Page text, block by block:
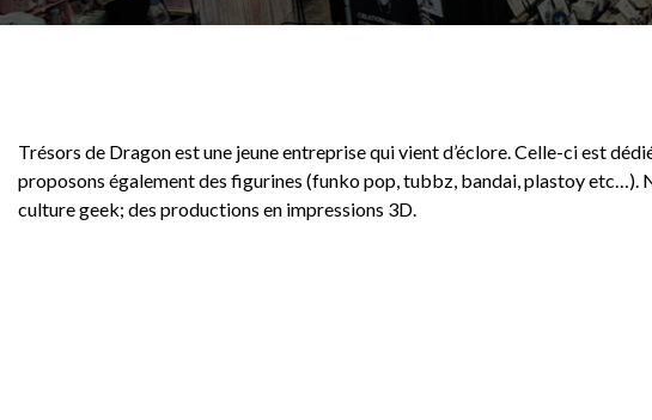
Trésors de Dragon est une jeune entreprise qui vient d’éclore. Celle-ci est
proposons également des figurines (funko pop, tubbz, bandai, plastoy etc…).
culture geek; des productions en impressions 3D.